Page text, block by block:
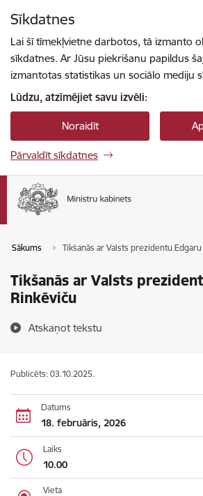
Sīkdatnes
Lai šī tīmekļvietne darbotos, tā izmanto
sīkdatnes. Ar Jūsu piekrišanu papildus
izmantotas statistikas un sociālo mediju
Lūdzu, atzīmējiet savu izvēli:
Noraidīt
Pārvaldīt sīkdatnes
Sākums Tikšanās ar Valsts prezidentu
Tikšanās ar Valsts
Rinkēviču
Atskaņot tekstu
Publicēts: 03.10.2025.
Datums
18. februāris, 2026
Laiks
10.00
Vieta